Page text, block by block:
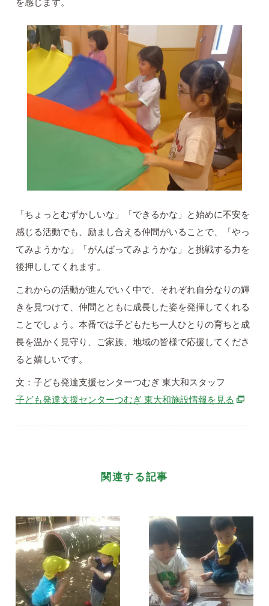
「ちょっとむずかしいな」「できるかな」と始めに不安を
感じる活動でも、励まし合える仲間がいることで、「やっ
てみようかな」「がんばってみようかな」と挑戦する力を
後押ししてくれます。
これからの活動が進んでいく中で、それぞれ自分なりの輝
きを見つけて、仲間とともに成長した姿を発揮してくれる
ことでしょう。本番では子どもたち一人ひとりの育ちと成
長を温かく見守り、ご家族、地域の皆様で応援してくださ
ると嬉しいです。
文：子ども発達支援センターつむぎ 東大和スタッフ
子ども発達支援センターつむぎ 東大和施設情報を見る 別ウィ
関連する記事